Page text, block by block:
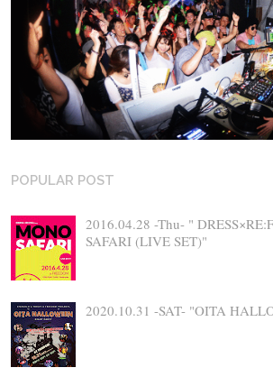
POPULAR POST
2016.04.28 -Thu- "
SAFARI (LIVE SET)"
2020.10.31 -SAT- "OITA